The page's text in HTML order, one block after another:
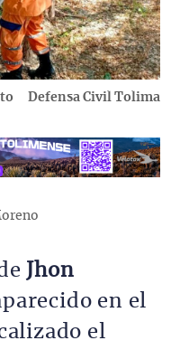
Defensa Civil Tolima
Jhon
en el
el